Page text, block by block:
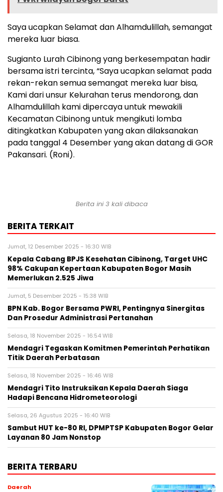
Saya ucapkan Selamat dan Alhamdulillah, semangat
mereka luar biasa.
Sugianto Lurah Cibinong yang berkesempatan hadir
bersama istri tercinta, “Saya ucapkan selamat pada
rekan-rekan semua semangat mereka luar bisa,
Kami dari unsur Kelurahan terus mendorong, dan
Alhamdulillah kami dipercaya untuk mewakili
Kecamatan Cibinong untuk mengikuti lomba
ditingkatkan Kabupaten yang akan dilaksanakan
pada tanggal 4 Desember yang akan datang di GOR
Pakansari. (Roni).
Berita ini 3 kali dibaca
BERITA TERKAIT
Jumat, 12 Desember 2025 - 16:30 WIB
Kepala Cabang BPJS Kesehatan Cibinong, Target UHC
98% Cakupan Kepertaan Kabupaten Bogor Masih
Memerlukan 2.525 Jiwa
Jumat, 5 Desember 2025 - 15:38 WIB
BPN Kab. Bogor Bersama PWRI, Pentingnya Sinergitas
Dan Prosedur Administrasi Pertanahan
Selasa, 18 November 2025 - 16:54 WIB
Mendagri Tegaskan Komitmen Pemerintah Perhatikan
Titik Daerah Perbatasan
Selasa, 18 November 2025 - 16:46 WIB
Mendagri Tito Instruksikan Kepala Daerah Siaga
Hadapi Bencana Hidrometeorologi
Selasa, 26 Agustus 2025 - 16:40 WIB
Sambut HUT ke-80 RI, DPMPTSP Kabupaten Bogor Gelar
Layanan 80 Jam Nonstop
BERITA TERBARU
Daerah